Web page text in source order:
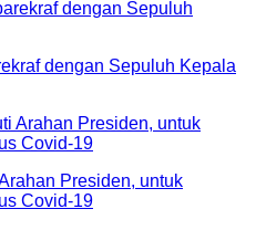
dengan Sepuluh Kepala
Presiden, untuk
Covid-19